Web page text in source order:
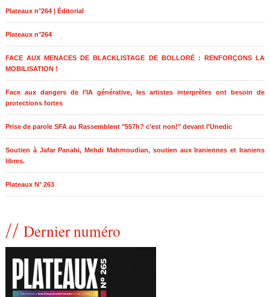
Plateaux n°264 | Éditorial
Plateaux n°264
FACE AUX MENACES DE BLACKLISTAGE DE BOLLORÉ : RENFORÇONS LA
MOBILISATION !
Face aux dangers de l’IA générative, les artistes interprètes ont besoin de
protections fortes
Prise de parole SFA au Rassemblent "557h? c'est non!" devant l'Unedic
Soutien à Jafar Panahi, Mehdi Mahmoudian, soutien aux Iraniennes et Iraniens
libres.
Plateaux N° 263
Dernier numéro